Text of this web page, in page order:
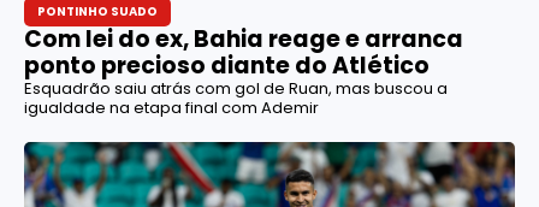
PONTINHO SUADO
Com lei do ex, Bahia reage e arranca
ponto precioso diante do Atlético
Esquadrão saiu atrás com gol de Ruan, mas buscou a
igualdade na etapa final com Ademir